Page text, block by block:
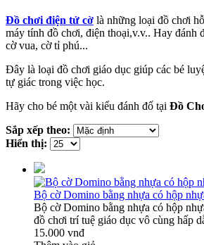
Đồ chơi điện tử cờ là những loại đồ chơi
máy tính đồ chơi, điện thoại,v.v.. Hay đánh
cờ vua, cờ tỉ phú...
Đây là loại đồ chơi giáo dục giúp các bé
tự giác trong việc học.
Hãy cho bé một vài kiểu đánh đố tại Đồ
Sắp xếp theo:
Hiển thị:
Bộ cờ Domino bằng nhựa có hộp
Bộ cờ Domino bằng nhựa có hộp
đồ chơi trí tuệ giáo dục vô cùng hấp
15.000 vnđ